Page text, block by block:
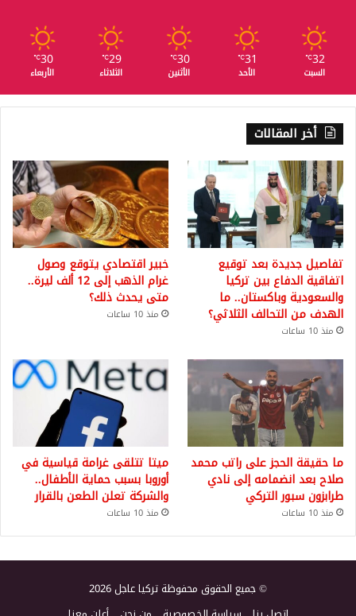
32
℃
السبت
31
℃
الأحد
30
℃
الأثنين
29
℃
الثلاثاء
30
℃
الأربعاء
أخر المقالات
تفاصيل جديدة بعد توقيع
اتفاقية الدفاع بين تركيا
والسعودية وباكستان.. ما
الهدف من التحالف الثلاثي؟
منذ 10 ساعات
خبير اقتصادي يتوقع وصول
غرام الذهب إلى 12 ألف ليرة..
متى يحدث ذلك؟
منذ 10 ساعات
ما حقيقة الحجز على راتب محمد
صلاح بعد انضمامه إلى نادي
طرابزون سبور التركي
منذ 10 ساعات
ميتا تتلقى غرامة قياسية في
أوروبا بسبب حماية الأطفال..
والشركة تعلن الطعن بالقرار
منذ 10 ساعات
© جميع الحقوق محفوظة تركيا عاجل 2026